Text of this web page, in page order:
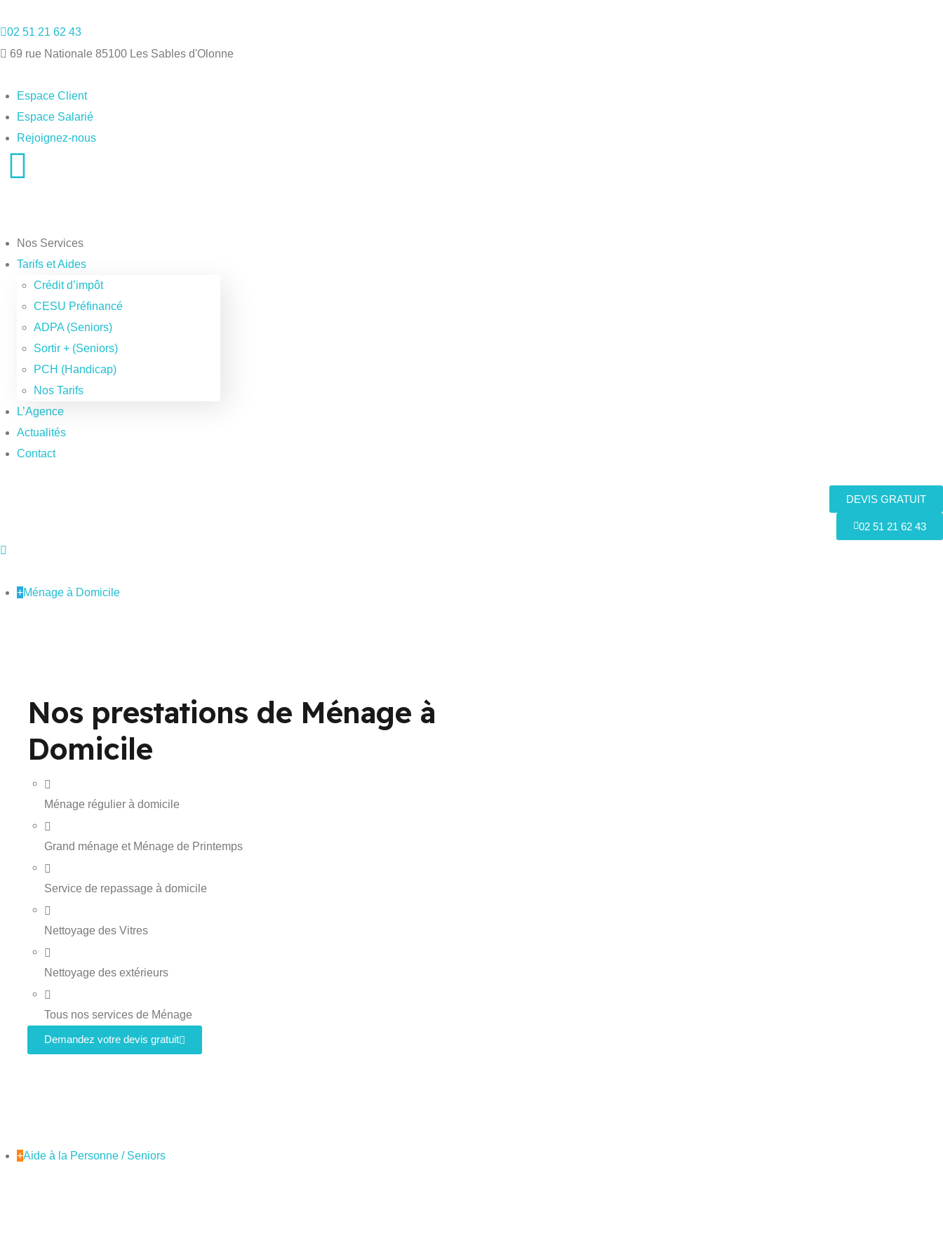
02 51 21 62 43
69 rue Nationale 85100 Les Sables d'Olonne
Espace Client
Espace Salarié
Rejoignez-nous
Nos Services
Tarifs et Aides
Crédit d’impôt
CESU Préfinancé
ADPA (Seniors)
Sortir + (Seniors)
PCH (Handicap)
Nos Tarifs
L’Agence
Actualités
Contact
DEVIS GRATUIT
02 51 21 62 43
+Ménage à Domicile
Nos prestations de Ménage à
Domicile
Ménage régulier à domicile
Grand ménage et Ménage de Printemps
Service de repassage à domicile
Nettoyage des Vitres
Nettoyage des extérieurs
Tous nos services de Ménage
Demandez votre devis gratuit
+Aide à la Personne / Seniors